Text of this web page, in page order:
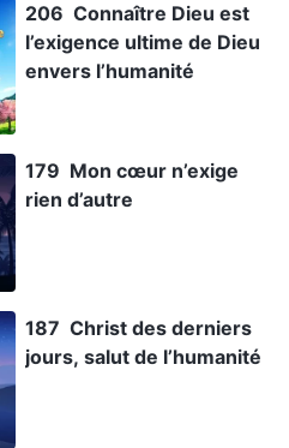
206 Connaître Dieu est
l’exigence ultime de Dieu
envers l’humanité
179 Mon cœur n’exige
rien d’autre
187 Christ des derniers
jours, salut de l’humanité